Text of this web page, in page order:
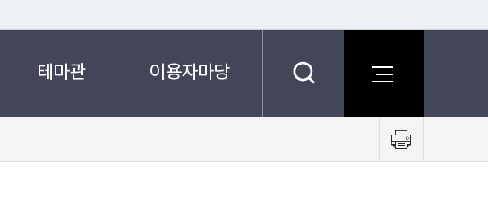
테마관 이용자마당
트